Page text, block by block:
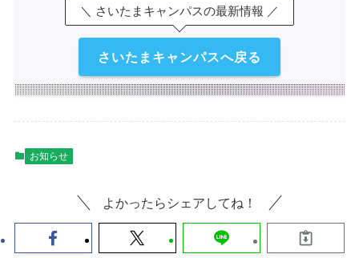
＼ さいたまキャンパスの最新情報 ／
さいたまキャンパスへ戻る
お知らせ
よかったらシェアしてね！